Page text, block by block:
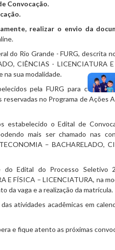
Convocação.
realizar o envio da
do Rio Grande - FURG, descrita
CIÊNCIAS - LICENCIATURA
na sua modalidade.
pela FURG para concorrer
reservadas no Programa de Ações
estabelecido o Edital de
mais ser chamado nas
– BACHARELADO,
e doEdital do Processo Seletivo
FÍSICA – LICENCIATURA, na
da vaga e a realização da matrícula.
atividades acadêmicas em
e fique atento as próximas